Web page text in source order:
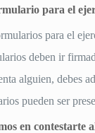
para el
para el
deben ir
alguien, debes
pueden ser
en contestarte